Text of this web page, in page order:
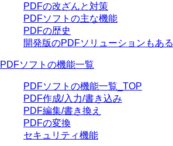
PDFの改ざんと対策
PDFソフトの主な機能
PDFの歴史
開発版のPDFソリューションもある
PDFソフトの機能一覧
PDFソフトの機能一覧_TOP
PDF作成/入力/書き込み
PDF編集/書き換え
PDFの変換
セキュリティ機能